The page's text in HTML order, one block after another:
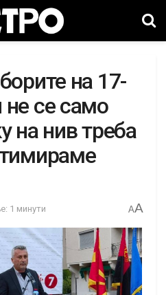
на 17-
се само
на нив треба
1 минути AA